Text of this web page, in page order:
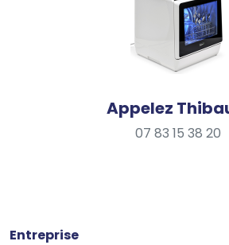
Appelez
07 83 15 38 20
Entreprise